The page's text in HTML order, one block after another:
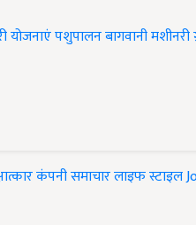
योजनाएंपशुपालनबागवानीमशीनरी
कंपनी समाचारलाइफ स्टाइल